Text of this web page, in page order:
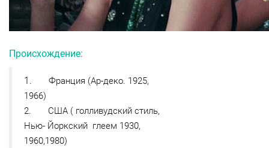
Происхождение:
1. Франция (Ар-деко. 1925,
1966)
2. США ( голливудский стиль,
Нью- Йоркский глеем 1930,
1960,1980)